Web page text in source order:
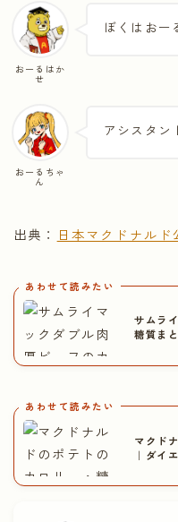
おーるはか
せ
ぼくはおー
おーるちゃ
ん
アシスタン
出典： 日本マクドナルド
あわせて読みたい
サムラ
糖質ま
あわせて読みたい
マクド
｜ダイ